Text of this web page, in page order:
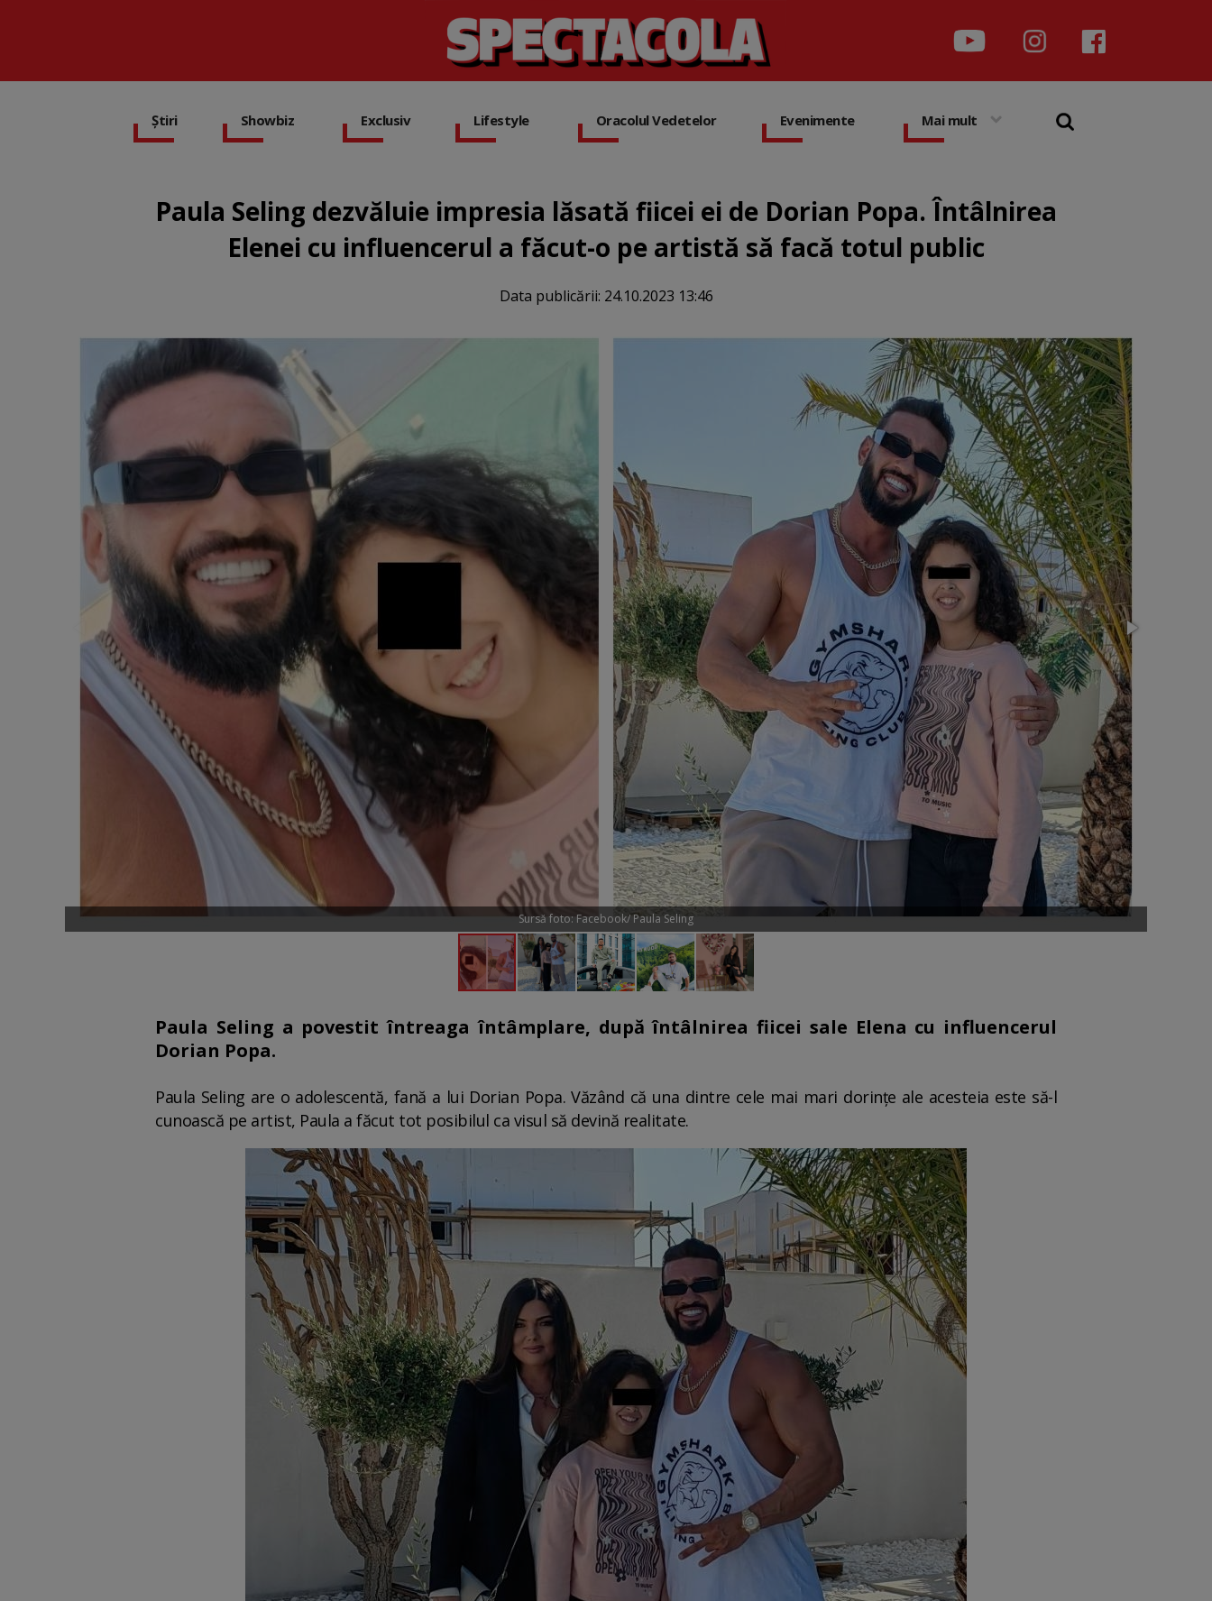
Știri Showbiz Exclusiv Lifestyle Oracolul Vedetelor Evenimente Mai mult
Paula Seling dezvăluie impresia lăsată fiicei ei de Dorian Popa. Întâlnirea
Elenei cu influencerul a făcut-o pe artistă să facă totul public
Data publicării: 24.10.2023 13:46
Sursă foto: Facebook/ Paula Seling
Paula Seling a povestit întreaga întâmplare, după întâlnirea fiicei sale Elena cu influencerul
Dorian Popa.
Paula Seling are o adolescentă, fană a lui Dorian Popa. Văzând că una dintre cele mai mari dorințe ale acesteia este să-l
cunoască pe artist, Paula a făcut tot posibilul ca visul să devină realitate.